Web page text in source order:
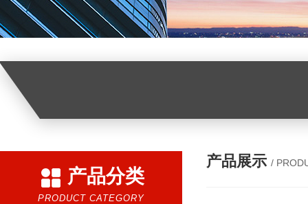
产品分类
PRODUCT CATEGORY
产品展示 /